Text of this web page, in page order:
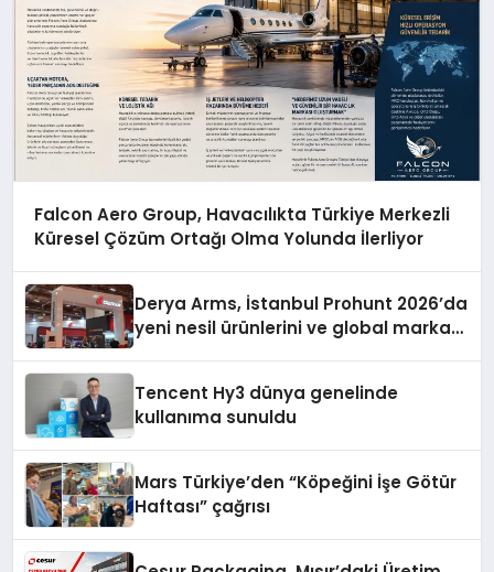
Falcon Aero Group, Havacılıkta Türkiye Merkezli
Küresel Çözüm Ortağı Olma Yolunda İlerliyor
Derya Arms, İstanbul Prohunt 2026’da
yeni nesil ürünlerini ve global marka
Tencent Hy3 dünya genelinde
kullanıma sunuldu
Mars Türkiye’den “Köpeğini İşe Götür
Haftası” çağrısı